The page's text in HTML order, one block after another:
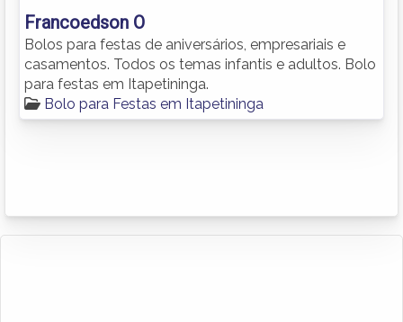
Francoedson O
Bolos para festas de aniversários, empresariais e
casamentos. Todos os temas infantis e adultos. Bolo
para festas em Itapetininga.
Bolo para Festas em Itapetininga